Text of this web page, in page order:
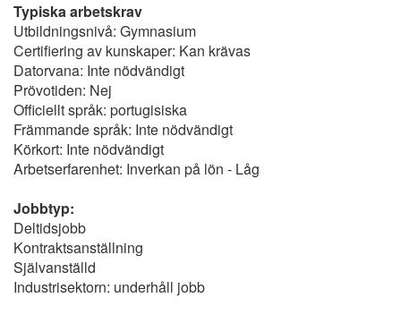
Typiska arbetskrav
Utbildningsnivå: Gymnasium
Certifiering av kunskaper: Kan krävas
Datorvana: Inte nödvändigt
Prövotiden: Nej
Officiellt språk: portugisiska
Främmande språk: Inte nödvändigt
Körkort: Inte nödvändigt
Arbetserfarenhet: Inverkan på lön - Låg
Jobbtyp:
Deltidsjobb
Kontraktsanställning
Självanställd
Industrisektorn: underhåll jobb